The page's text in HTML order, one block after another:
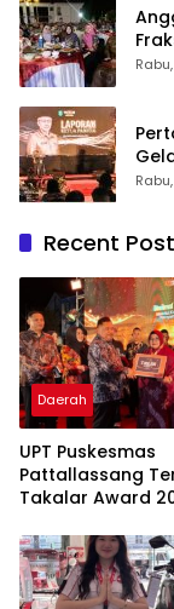
Recent
Daerah
UPT Puskesmas
Pattallassang
Takalar Award
Pelayanan
Berkualitas